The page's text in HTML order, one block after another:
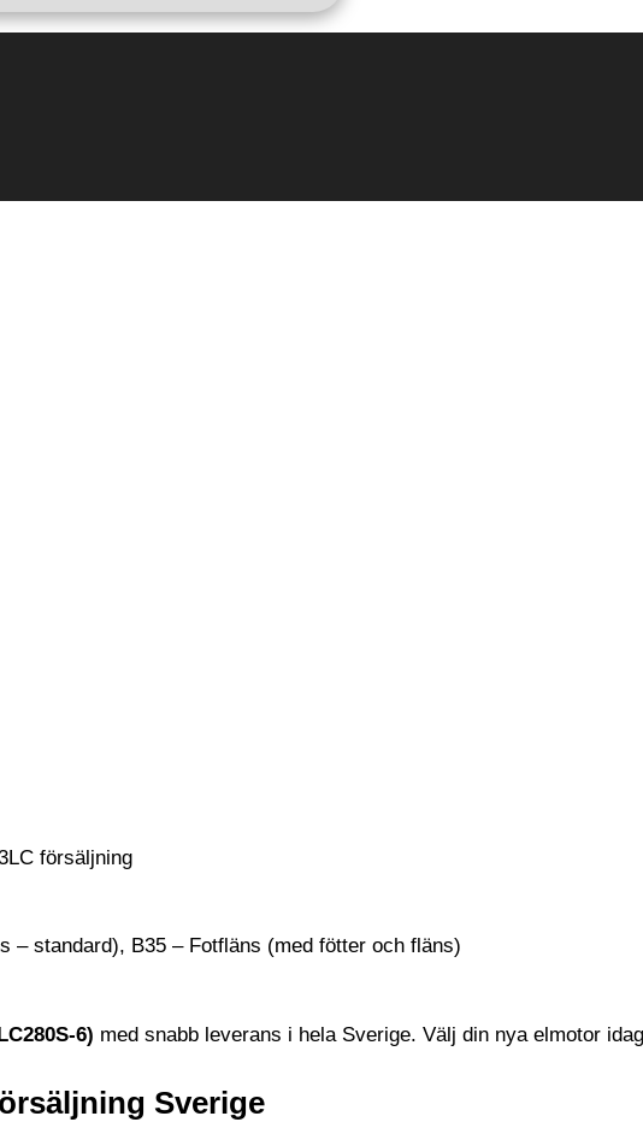
– standard), B35 – Fotfläns (med fötter och fläns)
6) med snabb leverans i hela Sverige. Välj din nya elmotor
Sverige